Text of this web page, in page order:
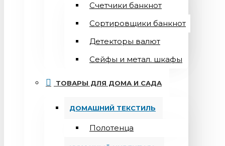
Счетчики банкнот
Сортировщики банкнот
Детекторы валют
Сейфы и метал. шкафы
ТОВАРЫ ДЛЯ ДОМА И САДА
ДОМАШНИЙ ТЕКСТИЛЬ
Полотенца